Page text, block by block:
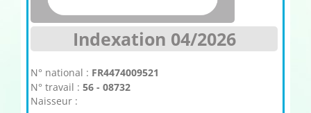
Indexation 04/2026
N° national : FR4474009521
N° travail : 56 - 08732
Naisseur :